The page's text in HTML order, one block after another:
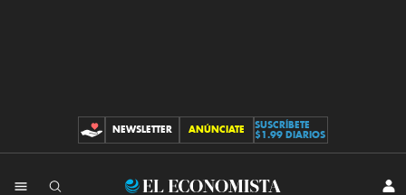
CONTRIBUCIONES
NEWSLETTER ANÚNCIATE
SUSCRÍBETE
$1.99 DIARIOS